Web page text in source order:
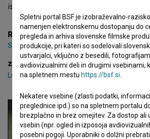
iskrica.
Režija
Siniša Gačić
zasedba
Luka Cimprič,Maruša Majer,Andrej Nahtigal
Spletni portal BSF je izobraževalno-
namenjen elektronskemu dostopanju do
pregleda in arhiva slovenske filmske
produkcije, pri kateri so sodelovali
ustvarjalci, vključno z besedili,
avdiovizualnimi deli in drugimi vsebinami,
na spletnem mestu https://bsf.si
Nekatere vsebine (zlasti podatki,
preglednice ipd.) so na spletnem portalu
brezplačno in brez omejitev. Za dostop ali
vsebin (npr. ogled in izposoja
posebni pogoji. Uporabniki o dolžni